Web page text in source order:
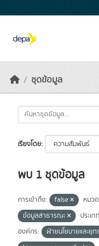
ชุดข้อมูล
เรียงโดย
พบ 1 ชุดข้อมูล
การเข้าถึง: false
หมว
ข้อมูลสาธารณะ
ประเ
องค์กร:
ฝ่ายนโยบายและยุ